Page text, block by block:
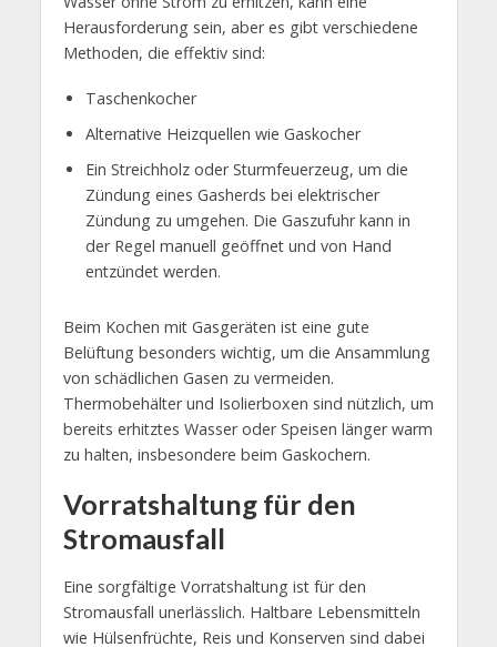
Herausforderung sein, aber es gibt verschiedene
Methoden, die effektiv sind:
Taschenkocher
Alternative Heizquellen wie Gaskocher
Ein Streichholz oder Sturmfeuerzeug, um die
Zündung eines Gasherds bei elektrischer
Zündung zu umgehen. Die Gaszufuhr kann in
der Regel manuell geöffnet und von Hand
entzündet werden.
Beim Kochen mit Gasgeräten ist eine gute
Belüftung besonders wichtig, um die Ansammlung
von schädlichen Gasen zu vermeiden.
Thermobehälter und Isolierboxen sind nützlich, um
bereits erhitztes Wasser oder Speisen länger warm
zu halten, insbesondere beim Gaskochern.
Vorratshaltung für den
Stromausfall
Eine sorgfältige Vorratshaltung ist für den
Stromausfall unerlässlich. Haltbare Lebensmitteln
wie Hülsenfrüchte, Reis und Konserven sind dabei